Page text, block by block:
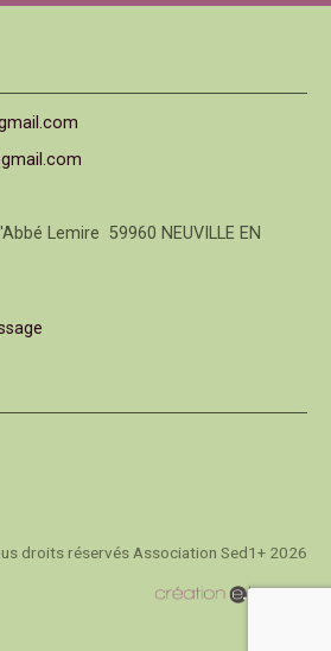
Lemire 59960 NEUVILLE EN
droits réservés Association Sed1+ 2026